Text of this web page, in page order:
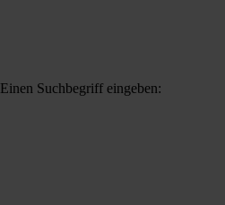
Einen Suchbegriff eingeben: